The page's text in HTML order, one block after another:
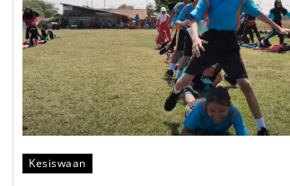
Kesiswaan